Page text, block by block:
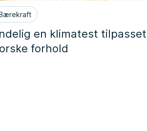
en klimatest tilpasset
forhold